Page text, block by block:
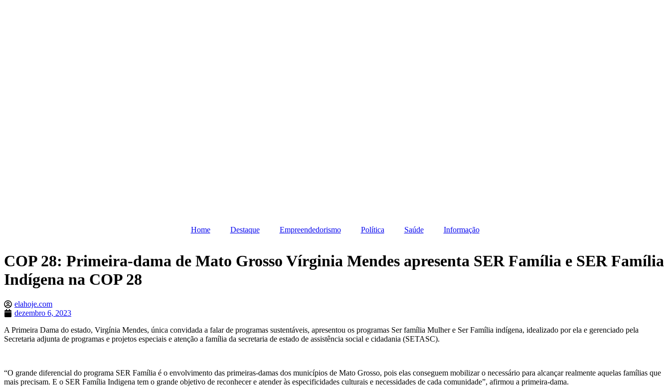
Home Destaque Empreendedorismo Política Saúde Informação
COP 28: Primeira-dama de Mato Grosso Vírginia Mendes apresenta SER Família e SER Família
Indígena na COP 28
elahoje.com
dezembro 6, 2023
A Primeira Dama do estado, Virgínia Mendes, única convidada a falar de programas sustentáveis, apresentou os programas Ser família Mulher e Ser Família indígena, idealizado por ela e gerenciado pela
Secretaria adjunta de programas e projetos especiais e atenção a família da secretaria de estado de assistência social e cidadania (SETASC).
“O grande diferencial do programa SER Família é o envolvimento das primeiras-damas dos municípios de Mato Grosso, pois elas conseguem mobilizar o necessário para alcançar realmente aquelas famílias que
mais precisam. E o SER Família Indigena tem o grande objetivo de reconhecer e atender às especificidades culturais e necessidades de cada comunidade”, afirmou a primeira-dama.